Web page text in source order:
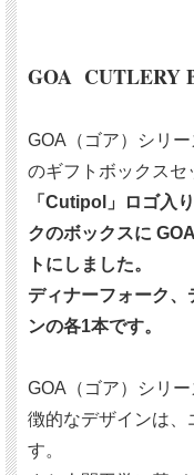
GOA CUTLERY
GOA（ゴア）シリ
のギフトボックスセ
「Cutipol」ロゴ入
クのボックスに
トにしました。
ディナーフォーク
ンの各1本です。
GOA（ゴア）シリ
徴的なデザインは、
す。